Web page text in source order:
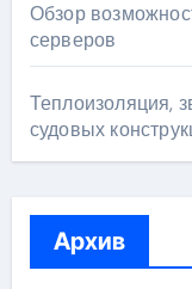
Обзор
серверов
Теплоизоляция,
судовых
Архив